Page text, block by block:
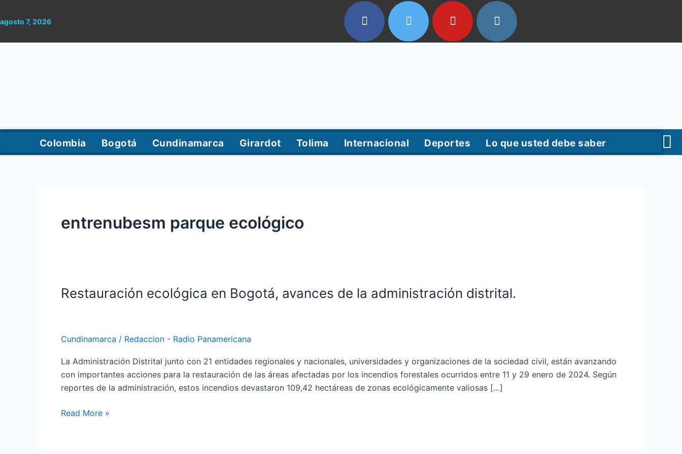
al
agosto 7, 2026
Colombia Bogotá Cundinamarca Girardot Tolima Internacional Deportes Lo que usted debe saber
entrenubesm parque ecológico
Restauración ecológica en Bogotá, avances de la administración distrital.
Cundinamarca / Redaccion - Radio Panamericana
La Administración Distrital junto con 21 entidades regionales y nacionales, universidades y organizaciones de la sociedad civil, están avanzando
con importantes acciones para la restauración de las áreas afectadas por los incendios forestales ocurridos entre 11 y 29 enero de 2024. Según
reportes de la administración, estos incendios devastaron 109,42 hectáreas de zonas ecológicamente valiosas […]
Restauración
avances
de
administración
Read More »